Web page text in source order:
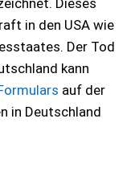
Dieses
in den USA wie
Der Tod
kann
auf der
in Deutschland